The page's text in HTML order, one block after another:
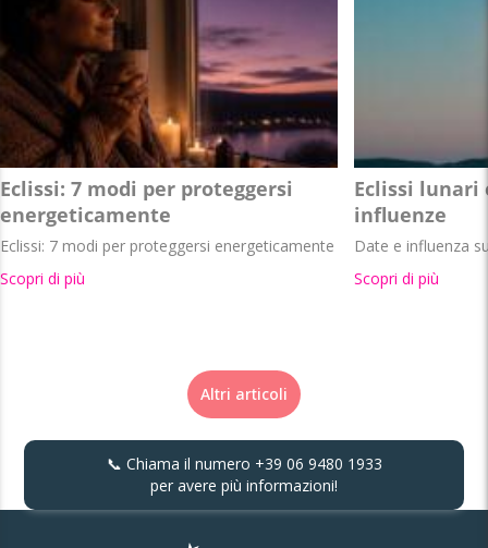
Eclissi: 7 modi per proteggersi
energeticamente
Eclissi: 7 modi per proteggersi energeticamente
Scopri di più
Eclissi lunari
influenze
Date e influenza
Scopri di più
Altri articoli
📞 Chiama il numero +39 06 9480 1933
per avere più informazioni!